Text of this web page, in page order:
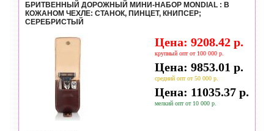
БРИТВЕННЫЙ ДОРОЖНЫЙ МИНИ-НАБОР MONDIAL : В
КОЖАНОМ ЧЕХЛЕ: СТАНОК, ПИНЦЕТ, КНИПСЕР;
СЕРЕБРИСТЫЙ
Цена: 9208.42 р.
крупный опт от 100 000 р.
Цена: 9853.01 р.
средний опт от 50 000 р.
Цена: 11035.37 р.
мелкий опт от 10 000 р.